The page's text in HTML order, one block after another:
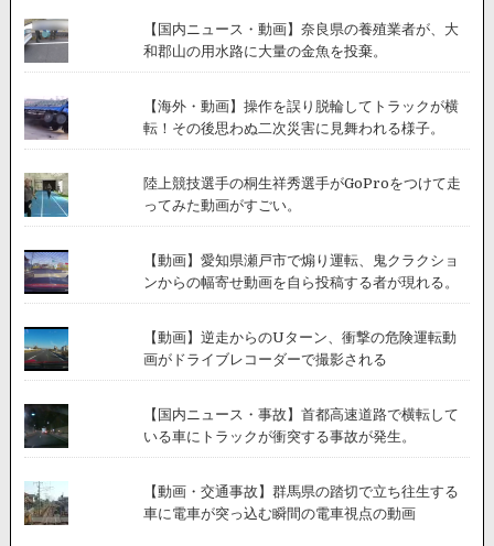
【国内ニュース・動画】奈良県の養殖業者が、大
和郡山の用水路に大量の金魚を投棄。
【海外・動画】操作を誤り脱輪してトラックが横
転！その後思わぬ二次災害に見舞われる様子。
陸上競技選手の桐生祥秀選手がGoProをつけて走
ってみた動画がすごい。
【動画】愛知県瀬戸市で煽り運転、鬼クラクショ
ンからの幅寄せ動画を自ら投稿する者が現れる。
【動画】逆走からのUターン、衝撃の危険運転動
画がドライブレコーダーで撮影される
【国内ニュース・事故】首都高速道路で横転して
いる車にトラックが衝突する事故が発生。
【動画・交通事故】群馬県の踏切で立ち往生する
車に電車が突っ込む瞬間の電車視点の動画